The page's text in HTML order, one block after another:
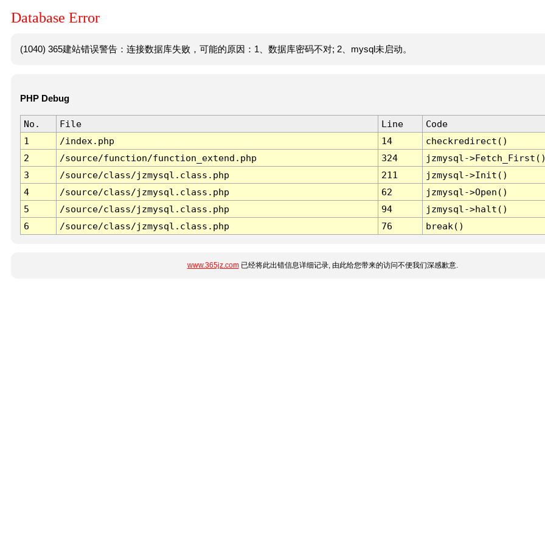
Database Error
(1040) 365建站错误警告：连接数据库失败，可能的原因：1、数据库密码不对; 2、mysql未启动。
PHP Debug
No. File Line
Code
1
/index.php 14
checkredirect()
2
/source/function/function_extend.php 324
jzmysql-
3
/source/class/jzmysql.class.php 211
jzmysql->Init()
4
/source/class/jzmysql.class.php 62
jzmysql->Open()
5
/source/class/jzmysql.class.php 94
jzmysql->halt()
6
/source/class/jzmysql.class.php 76 break()
www.365jz.com已经将此出错信息详细记录, 由此给您带来的访问不便我们深感歉意.